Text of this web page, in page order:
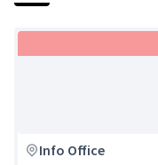
Info Office